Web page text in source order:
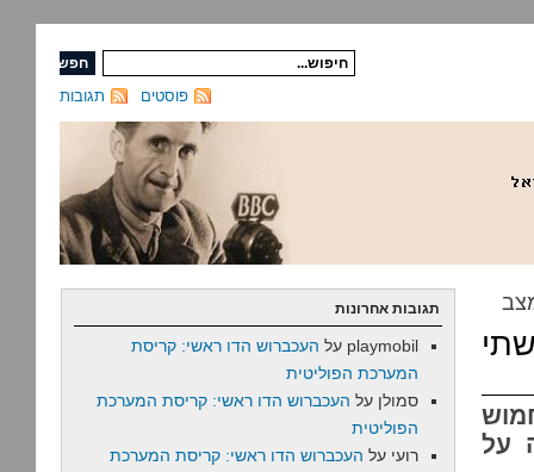
תגובות פוסטים
על
תגובות אחרונות
playmobil על העכברוש הדו ראשי: קריסת
המערכת הפוליטית
סמולן על העכברוש הדו ראשי: קריסת המערכת
הפוליטית
רועי על העכברוש הדו ראשי: קריסת המערכת